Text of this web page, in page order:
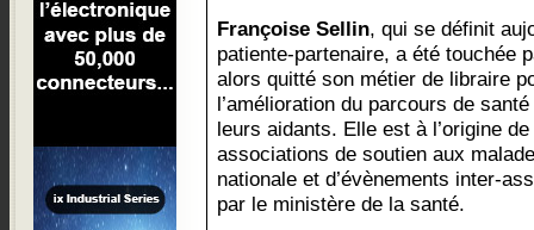
Françoise Sellin, qui se définit
patiente-partenaire, a été touchée
alors quitté son métier de libraire
l’amélioration du parcours de
leurs aidants. Elle est à l’origine
associations de soutien aux
nationale et d’évènements inter-
par le ministère de la santé.